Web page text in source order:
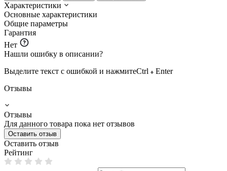
Характеристики
Основные характеристики
Общие параметры
Гарантия
Нет
Нашли ошибку в описании?
Выделите текст с ошибкой и нажмитеCtrl
Enter
Отзывы
Отзывы
Для данного товара пока нет отзывов
Оставить отзыв
Оставить отзыв
Рейтинг